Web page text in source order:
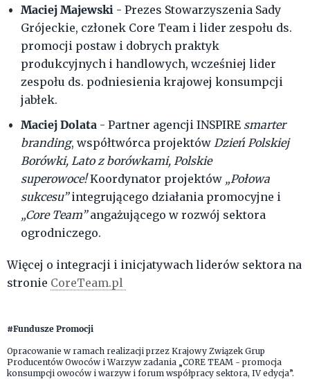
Maciej Majewski - Prezes Stowarzyszenia Sady
Grójeckie, członek Core Team i lider zespołu ds.
promocji postaw i dobrych praktyk
produkcyjnych i handlowych, wcześniej lider
zespołu ds. podniesienia krajowej konsumpcji
jabłek.
Maciej Dolata - Partner agencji INSPIRE smarter
branding, współtwórca projektów Dzień Polskiej
Borówki, Lato z borówkami, Polskie
superowoce!Koordynator projektów „Połowa
sukcesu”integrującego działania promocyjne i
„Core Team”angażującego w rozwój sektora
ogrodniczego.
Więcej o integracji i inicjatywach liderów sektora na
stronie CoreTeam.pl
#Fundusze Promocji
Opracowanie w ramach realizacji przez Krajowy Związek Grup
Producentów Owoców i Warzyw zadania „CORE TEAM - promocja
konsumpcji owoców i warzyw i forum współpracy sektora, IV edycja”.